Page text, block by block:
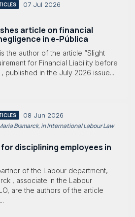
07 Jul 2026
article on financial
in e-Pública
the author of the article “Slight
for Financial Liability before
published in the July 2026 issue...
08 Jun 2026
Bismarck, in International Labour Law
disciplining employees in
of the Labour department,
, associate in the Labour
are the authors of the article